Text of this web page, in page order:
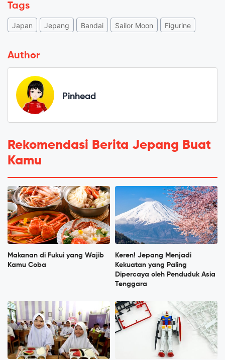
Tags
Japan Jepang Bandai Sailor Moon Figurine
Author
Pinhead
Rekomendasi Berita Jepang Buat
Kamu
Makanan di Fukui yang Wajib
Kamu Coba
Keren! Jepang Menjadi
Kekuatan yang Paling
Dipercaya oleh Penduduk Asia
Tenggara